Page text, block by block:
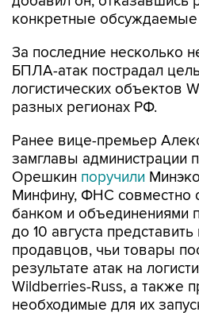
конкретные
За последние несколько
БПЛА-атак пострадал
логистических объектов
разных регионах РФ.
Ранее вице-премьер
замглавы администрации
Орешкин поручили
Минфину, ФНС совместно
банком и объединениями
до 10 августа
продавцов, чьи товары
результате атак на
Wildberries-Russ, а также
необходимые для их